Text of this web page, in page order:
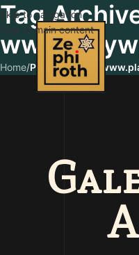
Skip to navigation
Skip to main content
Tag
Home/Posts Tagged